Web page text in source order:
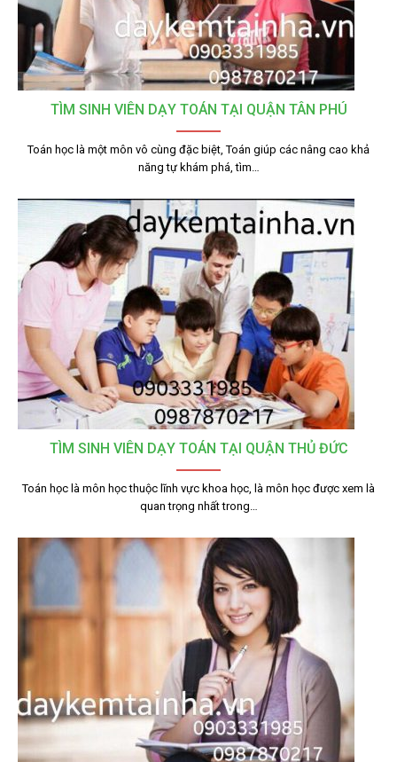
TÌM SINH VIÊN DẠY TOÁN TẠI QUẬN TÂN PHÚ
Toán học là một môn vô cùng đặc biệt, Toán giúp các nâng cao khả
năng tự khám phá, tìm…
TÌM SINH VIÊN DẠY TOÁN TẠI QUẬN THỦ ĐỨC
Toán học là môn học thuộc lĩnh vực khoa học, là môn học được xem là
quan trọng nhất trong…